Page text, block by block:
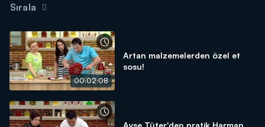
Sırala
00:02:08
Artan malzemelerden özel et
sosu!
Ayşe Tüter'den pratik Harman